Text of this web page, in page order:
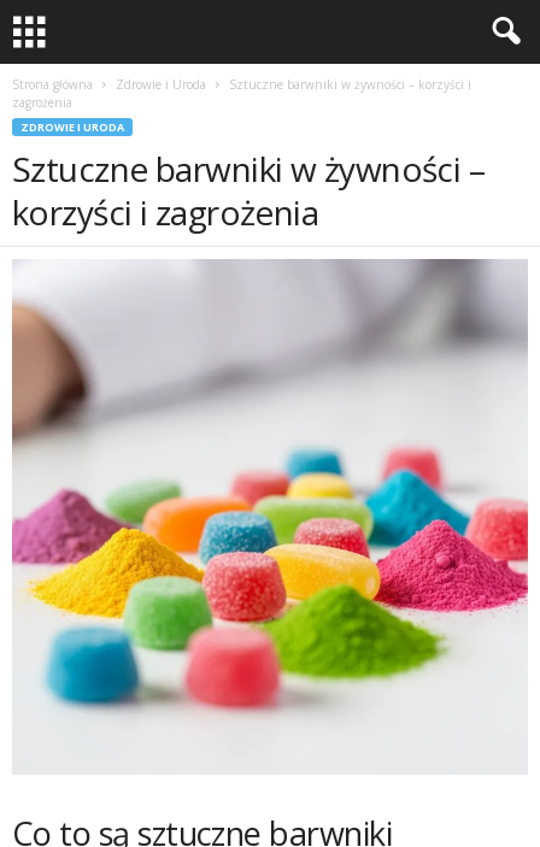
Strona główna Zdrowie i Uroda
Sztuczne barwniki w żywności – korzyści i
zagrożenia
ZDROWIE I URODA
Sztuczne barwniki w żywności –
korzyści i zagrożenia
Co to są sztuczne barwniki